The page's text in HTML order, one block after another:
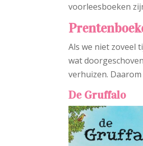
voorleesboeken
Als we niet zoveel
wat
verhuizen.
De Gruffalo